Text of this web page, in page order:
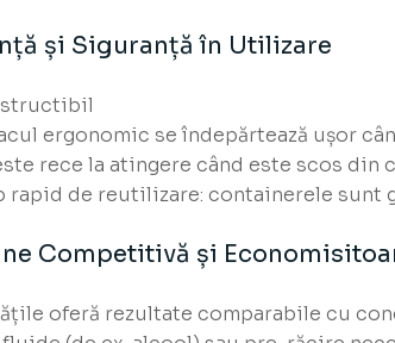
și Siguranță în Utilizare
ergonomic se îndepărtează ușor
rece la atingere când este scos din
rapid de reutilizare: containerele sunt
Competitivă și
oferă rezultate comparabile cu